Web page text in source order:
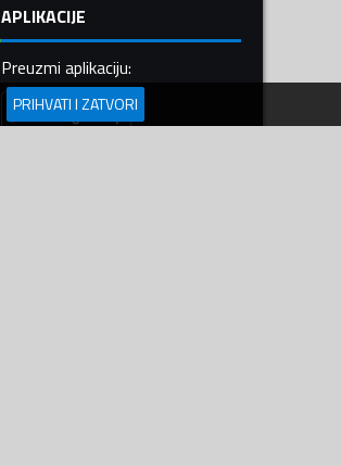
APLIKACIJE
Preuzmi aplikaciju:
PRIHVATI I ZATVORI